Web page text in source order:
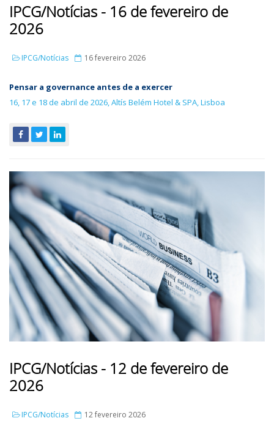
IPCG/Notícias - 16 de fevereiro de
2026
IPCG/Notícias 16 fevereiro 2026
Pensar a governance antes de a exercer
16, 17 e 18 de abril de 2026, Altís Belém Hotel & SPA, Lisboa
IPCG/Notícias - 12 de fevereiro de
2026
IPCG/Notícias 12 fevereiro 2026